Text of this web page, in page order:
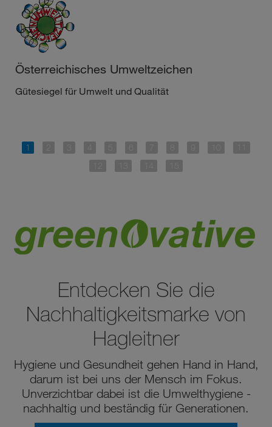
Österreichisches Umweltzeichen
Gütesiegel für Umwelt und Qualität
Entdecken Sie die
Nachhaltigkeitsmarke von
Hagleitner
Hygiene und Gesundheit gehen Hand in Hand,
darum ist bei uns der Mensch im Fokus.
Unverzichtbar dabei ist die Umwelthygiene -
nachhaltig und beständig für Generationen.